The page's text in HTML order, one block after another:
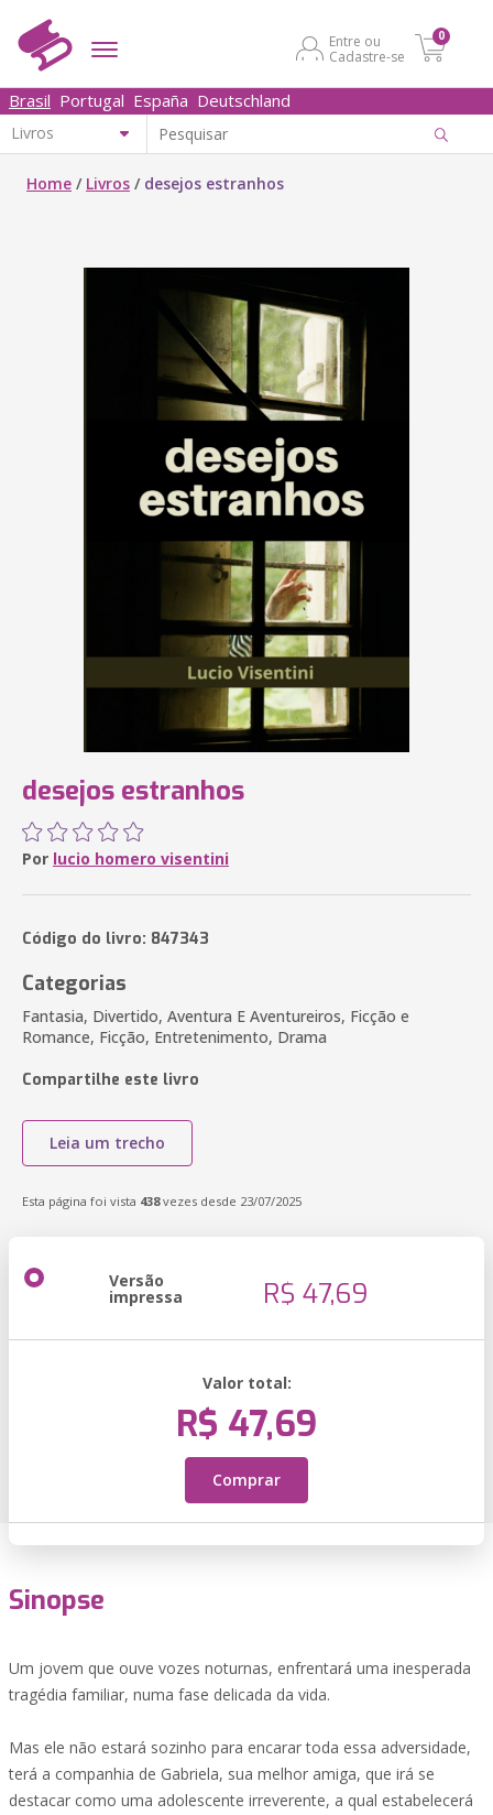
Entre ou
Cadastre-se
0
Brasil Portugal España Deutschland
Home / Livros / desejos estranhos
desejos estranhos
Por lucio homero visentini
Código do livro: 847343
Categorias
Fantasia, Divertido, Aventura E Aventureiros, Ficção e
Romance, Ficção, Entretenimento, Drama
Compartilhe este livro
Leia um trecho
Esta página foi vista 438vezes desde 23/07/2025
Versão
impressa R$ 47,69
Valor total:
R$ 47,69
Comprar
Sinopse
Um jovem que ouve vozes noturnas, enfrentará uma inesperada
tragédia familiar, numa fase delicada da vida.
Mas ele não estará sozinho para encarar toda essa adversidade,
terá a companhia de Gabriela, sua melhor amiga, que irá se
destacar como uma adolescente irreverente, a qual estabelecerá